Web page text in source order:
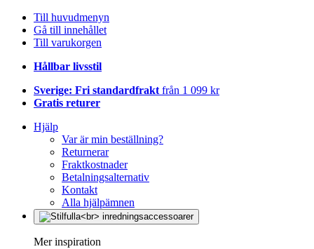
Till huvudmenyn
Gå till innehållet
Till varukorgen
Hållbar livsstil
Sverige: Fri standardfrakt från 1 099 kr
Gratis returer
Hjälp
Var är min beställning?
Returnerar
Fraktkostnader
Betalningsalternativ
Kontakt
Alla hjälpämnen
Mer inspiration